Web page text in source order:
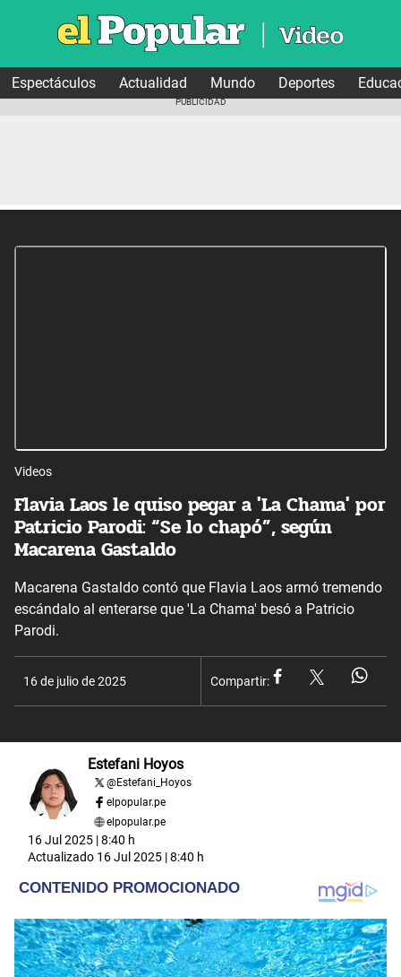
Espectáculos Actualidad Mundo Deportes
Videos
Flavia Laos le quiso pegar a 'La Chama' por
Patricio Parodi: “Se lo chapó”, según
Macarena Gastaldo
Macarena Gastaldo contó que Flavia Laos armó tremendo
escándalo al enterarse que 'La Chama' besó a Patricio
Parodi.
16 de julio de 2025 Compartir:
Estefani Hoyos
@Estefani_Hoyos
elpopular.pe
elpopular.pe
16 Jul 2025 | 8:40 h
Actualizado 16 Jul 2025 | 8:40 h